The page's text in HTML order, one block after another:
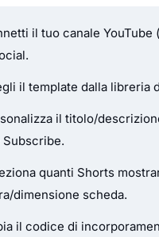
il tuo canale YouTube
il template dalla libreria
il titolo/
Subscribe.
quanti Shorts
dimensione scheda.
il codice di